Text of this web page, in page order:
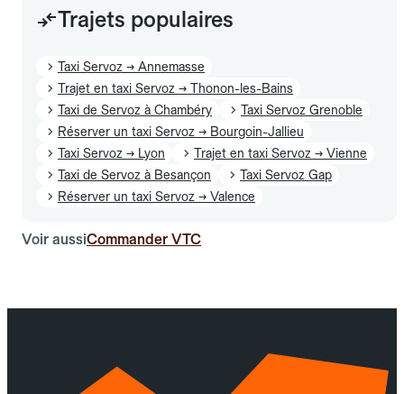
Trajets populaires
Taxi Servoz → Annemasse
Trajet en taxi Servoz → Thonon-les-Bains
Taxi de Servoz à Chambéry
Taxi Servoz Grenoble
Réserver un taxi Servoz → Bourgoin-Jallieu
Taxi Servoz → Lyon
Trajet en taxi Servoz → Vienne
Taxi de Servoz à Besançon
Taxi Servoz Gap
Réserver un taxi Servoz → Valence
Voir aussiCommander VTC